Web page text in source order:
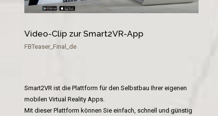
Video-Clip zur Smart2VR-App
FBTeaser_Final_de
Smart2VR ist die Plattform für den Selbstbau Ihrer eigenen
mobilen Virtual Reality Apps.
Mit dieser Plattform können Sie einfach, schnell und günstig